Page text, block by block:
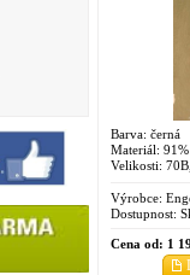
Barva: černá
Materiál:
Velikosti:
Výrobce:
Dostupnost:
Cena od: 1